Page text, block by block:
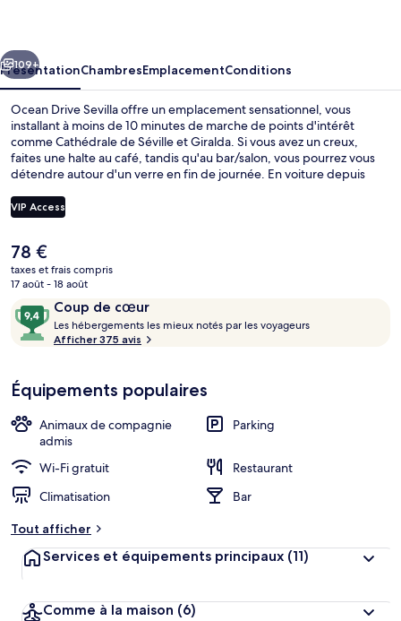
Suivant
109+
PrésentationChambresEmplacementConditions
Ocean Drive Sevilla offre un emplacement sensationnel, vous
installant à moins de 10 minutes de marche de points d'intérêt
comme Cathédrale de Séville et Giralda. Si vous avez un creux,
faites une halte au café, tandis qu'au bar/salon, vous pourrez vous
détendre autour d'un verre en fin de journée. En voiture depuis
Plaza de España et Centre commercial Plaza de Armas.
L'hébergement se situe à une très courte distance à pied des
et Arrêt de tram Archivo de Indias, à 13 min.
VIP Access
Le
prix
actuel
de
78 €.
78 €
taxes et frais compris
17 août - 18 août
Avis
voyageurs
Coup de cœur
9,4
sur
10,
cœur
Les hébergements les mieux notés par les voyageurs
t
l
Afficher 375 avis
Équipements populaires
Animaux de compagnie
admis
Parking
Wi-Fi gratuit
Restaurant
Climatisation
Bar
Tout afficher
Services et équipements principaux (11)
Comme à la maison (6)